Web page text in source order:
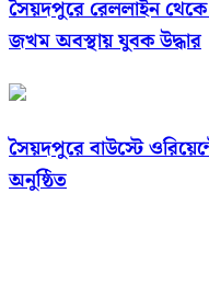
সৈয়দপুরে রেললাইন
জখম অবস্থায় যুবক উদ্ধার
সৈয়দপুরে বাউস্টে
অনুষ্ঠিত